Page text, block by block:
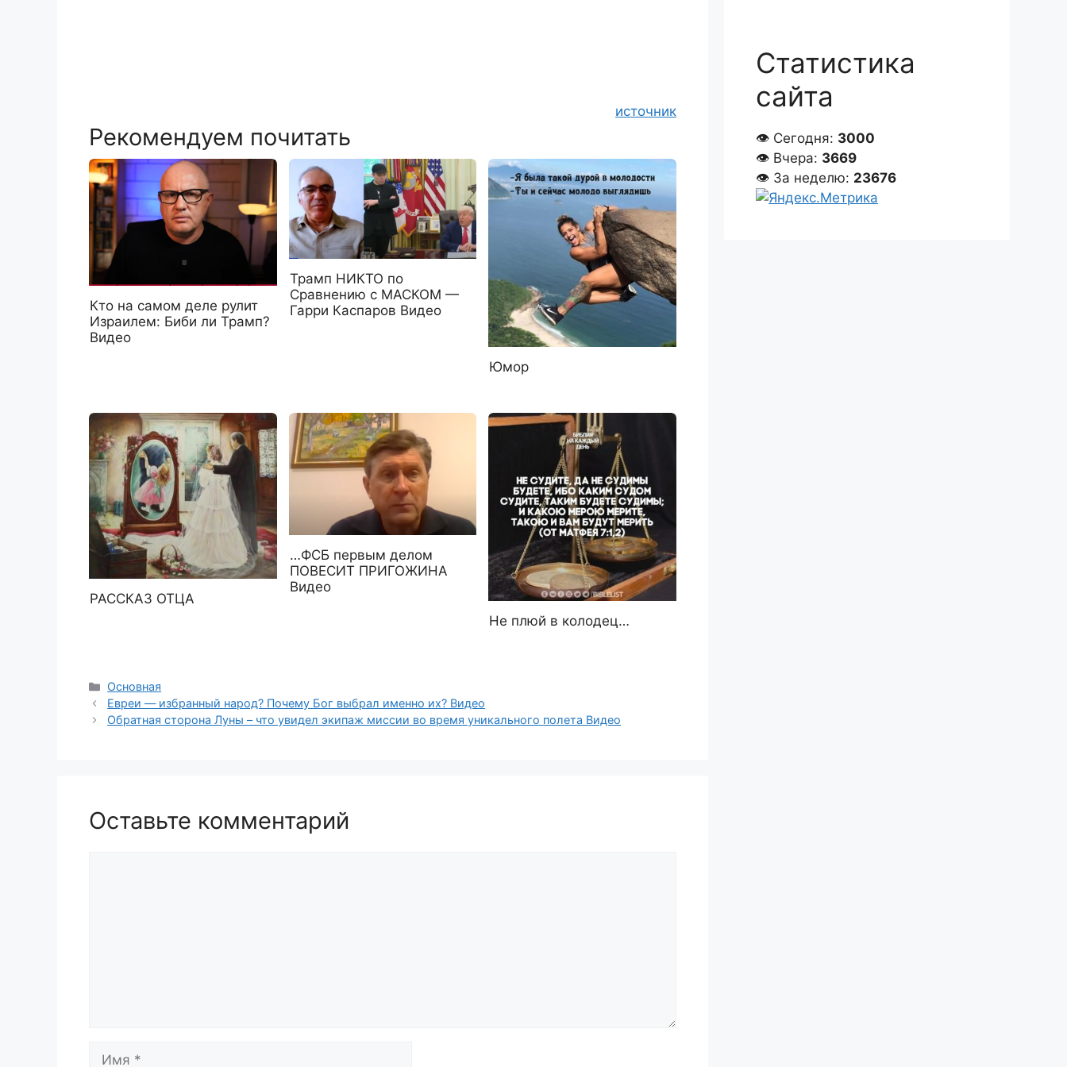
источник
Рекомендуем почитать
Кто на самом деле рулит
Израилем: Биби ли Трамп?
Видео
Трамп НИКТО по
Сравнению с МАСКОМ —
Гарри Каспаров Видео
Юмор
РАССКАЗ ОТЦА
…ФСБ первым делом
ПОВЕСИТ ПРИГОЖИНА
Видео
Не плюй в колодец…
Рубрики
Основная
Евреи — избранный народ? Почему Бог выбрал именно их? Видео
Обратная сторона Луны – что увидел экипаж миссии во время уникального полета Видео
Оставьте комментарий
Имя
Статистика
сайта
👁 Сегодня: 3000
👁 Вчера: 3669
👁 За неделю: 23676